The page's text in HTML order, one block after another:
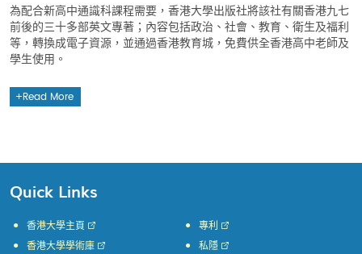
為配合新高中通識科課程需要，香港大學出版社將該社有關香港九七
前後的三十多部英文專著；內容包括政治、社會、教育、衛生及福利
等，轉換成電子資源，並通過香港教育城，免費供全香港高中老師及
學生使用。
Read More
Quick Links
香港大學主頁
香港大學學術庫
專利
私隱